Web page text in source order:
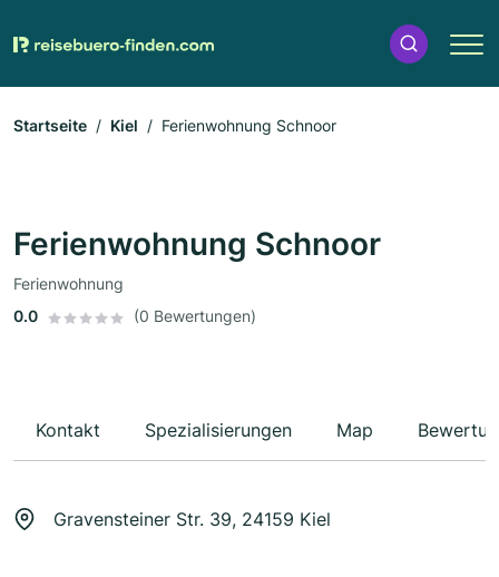
Startseite Kiel Ferienwohnung Schnoor
Ferienwohnung Schnoor
Ferienwohnung
0.0
(0 Bewertungen)
Kontakt Spezialisierungen Map
Gravensteiner Str. 39, 24159 Kiel